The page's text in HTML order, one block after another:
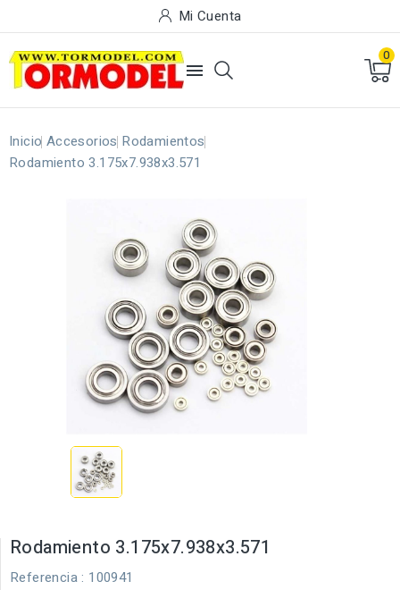
Mi Cuenta

0
Inicio Accesorios Rodamientos
Rodamiento 3.175x7.938x3.571
Rodamiento 3.175x7.938x3.571
Referencia : 100941